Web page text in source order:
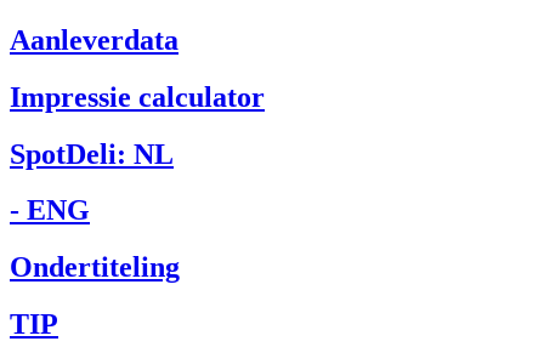
Aanleverdata
Impressie calculator
SpotDeli: NL
- ENG
Ondertiteling
TIP